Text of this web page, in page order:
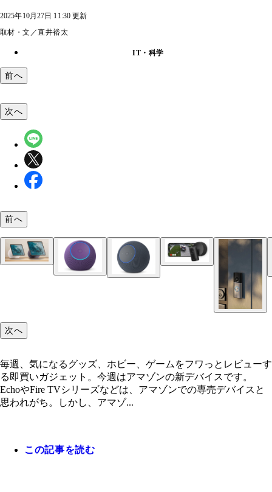
2025年10月27日 11:30 更新
取材・文／直井裕太
IT・科学
前へ
Echo Show 8 3万4980円 ※スタンドは別売り
Show 11 3万9980円 ※スタンドは別売り
Ring Outdoor Cam Pro PoEモデル 4万9980円
次へ
前へ
次へ
毎週、気になるグッズ、ホビー、ゲームをフワっとレビューす
る即買いガジェット。今週はアマゾンの新デバイスです。
EchoやFire TVシリーズなどは、アマゾンでの専売デバイスと
思われがち。しかし、アマゾ...
この記事を読む